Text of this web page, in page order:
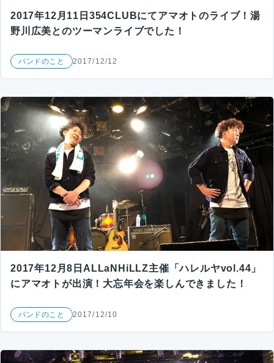
2017年12月11日354CLUBにてアマオトのライブ！湯
野川広美とのツーマンライブでした！
バンドのこと 2017/12/12
2017年12月8日ALLaNHiLLZ主催「ハレルヤvol.44」
にアマオトが出演！大忘年会を楽しんできました！
バンドのこと 2017/12/10